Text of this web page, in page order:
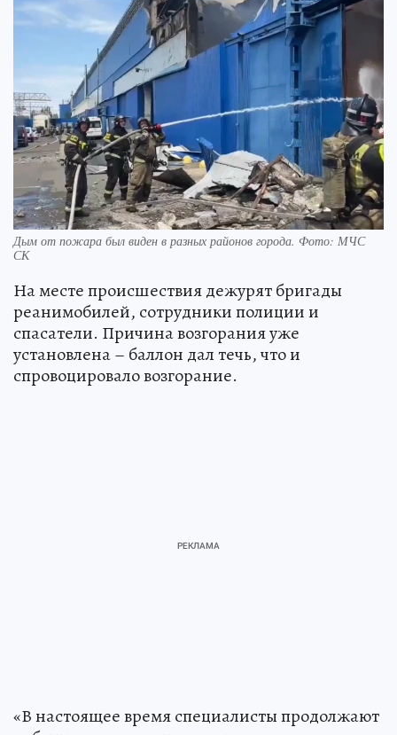
Дым от пожара был виден в разных районов города. Фото: МЧС
СК
На месте происшествия дежурят бригады
реанимобилей, сотрудники полиции и
спасатели. Причина возгорания уже
установлена – баллон дал течь, что и
спровоцировало возгорание.
«В настоящее время специалисты продолжают